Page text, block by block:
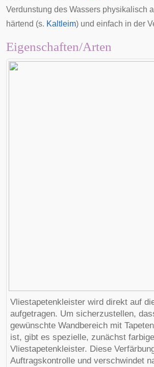
Verdunstung des Wassers physikalisch
härtend (s. Kaltleim) und einfach in der
Eigenschaften/Arten
Vliestapetenkleister wird direkt auf
aufgetragen. Um sicherzustellen,
gewünschte Wandbereich mit
ist, gibt es spezielle, zunächst
Vliestapetenkleister. Diese
Auftragskontrolle und verschwindet